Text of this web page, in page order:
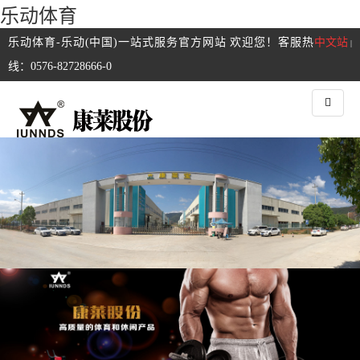
乐动体育
中文站 |
乐动体育-乐动(中国)一站式服务官方网站 欢迎您！客服热
线：0576-82728666-0